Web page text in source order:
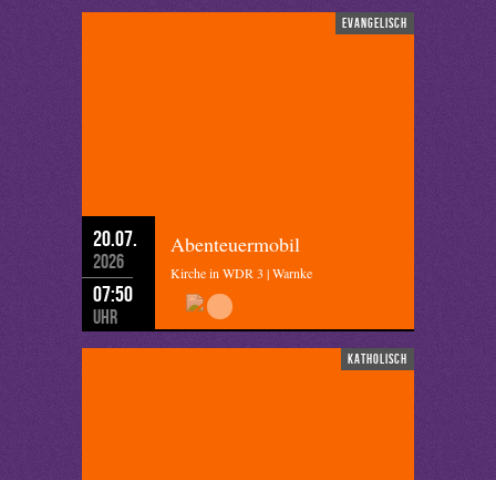
evangelisch
20.07.
2026
07:50
Uhr
Abenteuermobil
Kirche in WDR 3 | Warnke
katholisch